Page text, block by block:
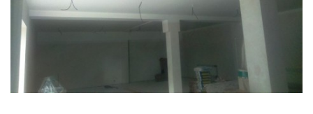
Marek Petruželka
Studýnka 131
Hronov